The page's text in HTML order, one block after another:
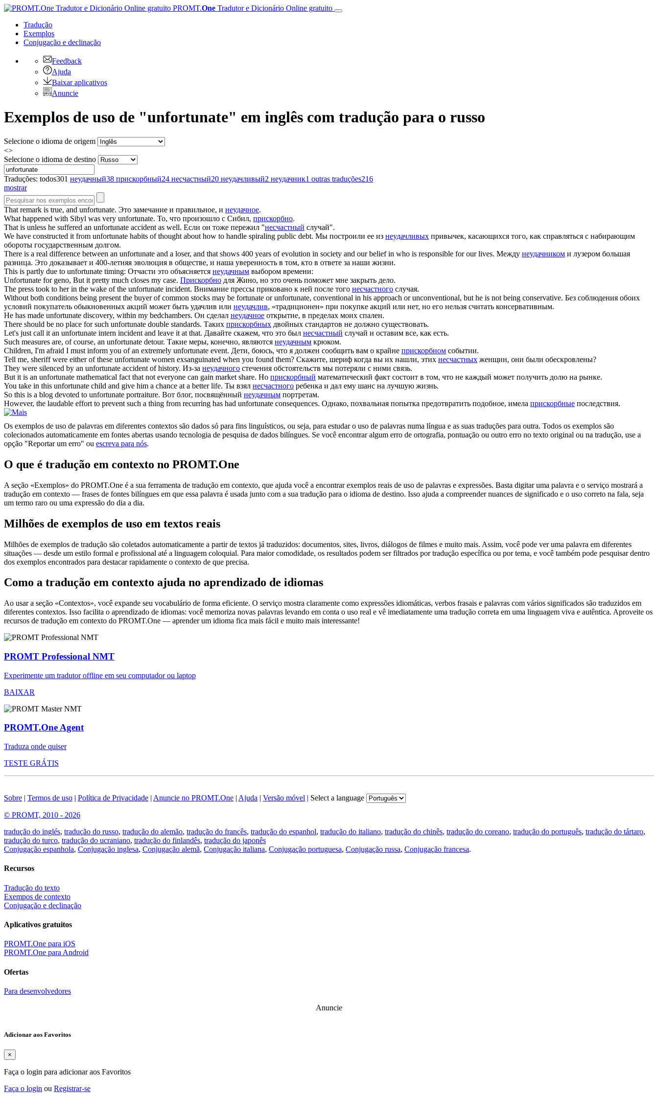
PROMT.One Tradutor e Dicionário Online gratuito
Tradução
Exemplos
Conjugação e declinação
Feedback
Ajuda
Baixar aplicativos
Anuncie
Exemplos de uso de "unfortunate" em inglês com tradução para o russo
Selecione o idioma de origem
<>
Selecione o idioma de destino
Traduções: todos301 неудачный38 прискорбный24 несчастный20 неудачливый2 неудачник1 outras traduções216
mostrar
That remark is true, and unfortunate. Это замечание и правильное, и неудачное.
What happened with Sibyl was very unfortunate. То, что произошло с Сибил, прискорбно.
That is unless he suffered an unfortunate accident as well. Если он тоже пережил "несчастный случай".
We have constructed it from unfortunate habits of thought about how to handle spiraling public debt. Мы построили ее из неудачливых привычек, касающихся того, как справляться с набирающим
обороты государственным долгом.
There is a real difference between an unfortunate and a loser, and that shows 400 years of evolution in society and our belief in who is responsible for our lives. Между неудачником и лузером большая
разница. Это доказывает и 400-летняя эволюция в обществе, и наша уверенность в том, кто в ответе за наши жизни.
This is partly due to unfortunate timing: Отчасти это объясняется неудачным выбором времени:
Unfortunate for geno, But it pretty much closes my case. Прискорбно для Жино, но это очень поможет мне закрыть дело.
The press took to her in the wake of the unfortunate incident. Внимание прессы приковано к ней после того несчастного случая.
Without both conditions being present the buyer of common stocks may be fortunate orunfortunate, conventional in his approach or unconventional, but he is not being conservative. Без соблюдения обоих
условий покупатель обыкновенных акций может быть удачлив или неудачлив, «традиционен» при покупке акций или нет, но его нельзя считать консервативным.
He has made unfortunate discovery, within my bedchambers. Он сделал неудачное открытие, в пределах моих спален.
There should be no place for such unfortunate double standards. Таких прискорбных двойных стандартов не должно существовать.
Let's just call it an unfortunate intern incident and leave it at that. Давайте скажем, что это был несчастный случай и оставим все, как есть.
Such measures are, of course, an unfortunate detour. Такие меры, конечно, являются неудачным крюком.
Children, I'm afraid I must inform you of an extremely unfortunate event. Дети, боюсь, что я должен сообщить вам о крайне прискорбном событии.
Tell me, sheriff were either of these unfortunate women exsanguinated when you found them? Скажите, шериф когда вы их нашли, этих несчастных женщин, они были обескровлены?
They were silenced by an unfortunate accident of history. Из-за неудачного стечения обстоятельств мы потеряли с ними связь.
But it is an unfortunate mathematical fact that not everyone can gain market share. Но прискорбный математический факт состоит в том, что не каждый может получить долю на рынке.
You take in this unfortunate child and give him a chance at a better life. Ты взял несчастного ребенка и дал ему шанс на лучшую жизнь.
So this is a blog devoted to unfortunate portraiture. Вот блог, посвящённый неудачным портретам.
However, the laudable effort to prevent such a thing from recurring has had unfortunate consequences. Однако, похвальная попытка предотвратить подобное, имела прискорбные последствия.
Os exemplos de uso de palavras em diferentes contextos são dados só para fins linguísticos, ou seja, para estudar o uso de palavras numa língua e as suas traduções para outra. Todos os exemplos são
colecionados automaticamente em fontes abertas usando tecnologia de pesquisa de dados bilíngues. Se você encontrar algum erro de ortografia, pontuação ou outro erro no texto original ou na tradução, use a
opção "Reportar um erro" ou escreva para nós.
O que é tradução em contexto no PROMT.One
A seção «Exemplos» do PROMT.One é a sua ferramenta de tradução em contexto, que ajuda você a encontrar exemplos reais de uso de palavras e expressões. Basta digitar uma palavra e o serviço mostrará a
tradução em contexto — frases de fontes bilíngues em que essa palavra é usada junto com a sua tradução para o idioma de destino. Isso ajuda a compreender nuances de significado e o uso correto na fala, seja
um termo raro ou uma expressão do dia a dia.
Milhões de exemplos de uso em textos reais
Milhões de exemplos de tradução são coletados automaticamente a partir de textos já traduzidos: documentos, sites, livros, diálogos de filmes e muito mais. Assim, você pode ver uma palavra em diferentes
situações — desde um estilo formal e profissional até a linguagem coloquial. Para maior comodidade, os resultados podem ser filtrados por tradução específica ou por tema, e você também pode pesquisar dentro
dos exemplos encontrados para destacar rapidamente o contexto de que precisa.
Como a tradução em contexto ajuda no aprendizado de idiomas
Ao usar a seção «Contextos», você expande seu vocabulário de forma eficiente. O serviço mostra claramente como expressões idiomáticas, verbos frasais e palavras com vários significados são traduzidos em
diferentes contextos. Isso facilita o aprendizado de idiomas: você memoriza novas palavras levando em conta o uso real e vê imediatamente uma tradução correta em uma linguagem viva e autêntica. Aproveite os
recursos de tradução em contexto do PROMT.One — aprender um idioma fica mais fácil e muito mais interessante!
PROMT Professional NMT
Experimente um tradutor offline em seu computador ou laptop
BAIXAR
PROMT.One Agent
Traduza onde quiser
TESTE GRÁTIS
Sobre | Termos de uso | Política de Privacidade | Anuncie no PROMT.One | Ajuda | Versão móvel | Select a language
© PROMT, 2010 - 2026
tradução do inglés, tradução do russo, tradução do alemão, tradução do francês, tradução do espanhol, tradução do italiano, tradução do chinês, tradução do coreano, tradução do português, tradução do tártaro,
tradução do turco, tradução do ucraniano, tradução do finlandês, tradução do japonês
Conjugação espanhola, Conjugação inglesa, Conjugação alemã, Conjugação italiana, Conjugação portuguesa, Conjugação russa, Conjugação francesa.
Recursos
Tradução do texto
Exempos de contexto
Conjugação e declinação
Aplicativos gratuitos
PROMT.One para iOS
PROMT.One para Android
Ofertas
Para desenvolvedores
Anuncie
Adicionar aos Favoritos
×
Faça o login para adicionar aos Favoritos
Faça o login ou Registrar-se